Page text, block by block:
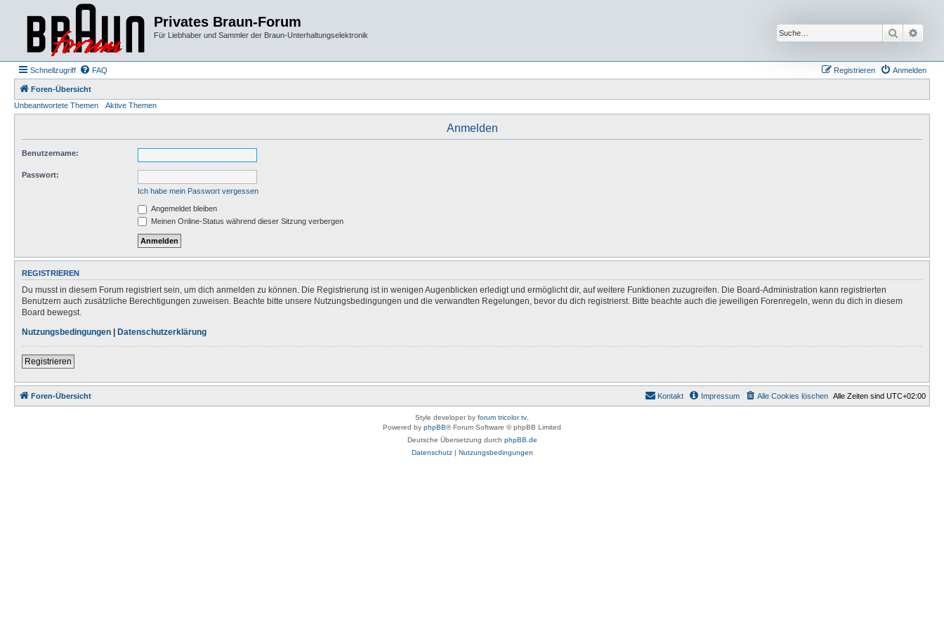
Privates Braun-Forum
Für Liebhaber und Sammler der Braun-Unterhaltungselektronik Suche
Schnellzugriff FAQ Anmelden
Registrieren
Foren-Übersicht
Unbeantwortete Themen
Aktive Themen
Anmelden
Benutzername:
Passwort:
Ich habe mein Passwort vergessen
Angemeldet bleiben
Meinen Online-Status während dieser Sitzung verbergen
REGISTRIEREN
Du musst in diesem Forum registriert sein, um dich anmelden zu können. Die Registrierung ist in wenigen Augenblicken erledigt und ermöglicht dir, auf weitere Funktionen zuzugreifen. Die Board-Administration kann registrierten
Benutzern auch zusätzliche Berechtigungen zuweisen. Beachte bitte unsere Nutzungsbedingungen und die verwandten Regelungen, bevor du dich registrierst. Bitte beachte auch die jeweiligen Forenregeln, wenn du dich in diesem
Board bewegst.
Nutzungsbedingungen | Datenschutzerklärung
Registrieren
Foren-Übersicht Alle Zeiten sind UTC+02:00
Alle Cookies löschen
Impressum
Kontakt
Style developer by forum tricolor tv
Powered by phpBB® Forum Software © phpBB Limited
Deutsche Übersetzung durch phpBB.de
Datenschutz| Nutzungsbedingungen